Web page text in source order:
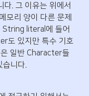
다. 그 이유는 위에서
모리 양이 다른 문제
String literal에 들어
도 있지만 특수 기호
일반 Character들
습니다.